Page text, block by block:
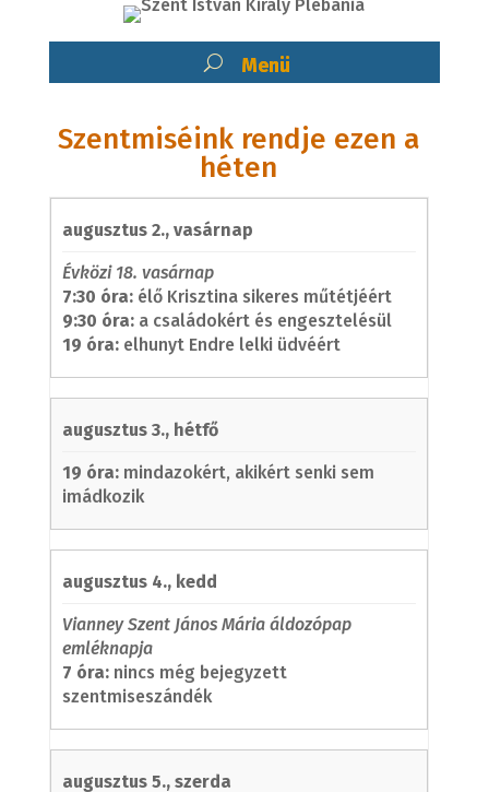
Szentmiséink rendje ezen a
héten
augusztus 2., vasárnap
Évközi 18. vasárnap
7:30 óra: élő Krisztina sikeres műtétjéért
9:30 óra:a családokért és engesztelésül
19 óra: elhunyt Endre lelki üdvéért
augusztus 3., hétfő
19 óra: mindazokért, akikért senki sem
imádkozik
augusztus 4., kedd
Vianney Szent János Mária áldozópap
emléknapja
7 óra:nincs még bejegyzett
szentmiseszándék
augusztus 5., szerda